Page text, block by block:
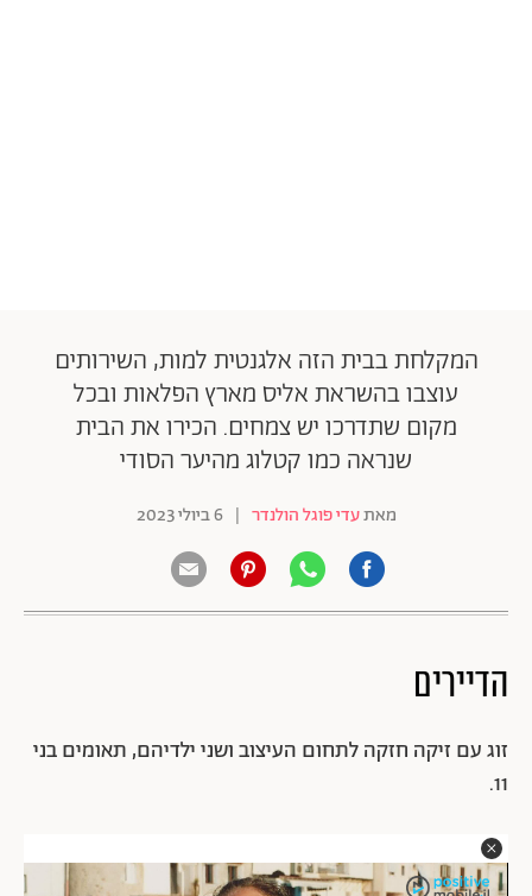
המקלחת בבית הזה אלגנטית למות, השירותים
עוצבו בהשראת אליס מארץ הפלאות ובכל
מקום שתדרכו יש צמחים. הכירו את הבית
שנראה כמו קטלוג מהיער הסודי
מאתעדי פוגל הולנדר | 6 ביולי 2023
הדיירים
זוג עם זיקה חזקה לתחום העיצוב ושני ילדיהם, תאומים בני
11.